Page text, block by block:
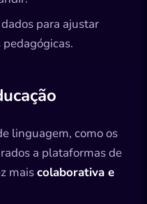
para ajustar
linguagem, como os
a plataformas de
maiscolaborativa e